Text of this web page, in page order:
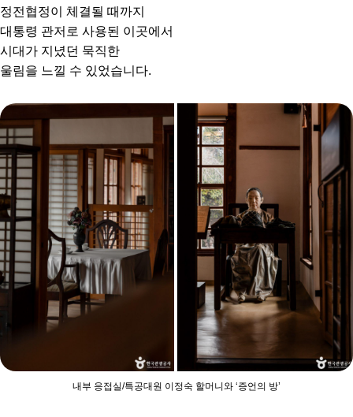
정전협정이 체결될 때까지
대통령 관저로 사용된 이곳에서
시대가 지녔던 묵직한
울림을 느낄 수 있었습니다.
내부 응접실/특공대원 이정숙 할머니와 ‘증언의 방’